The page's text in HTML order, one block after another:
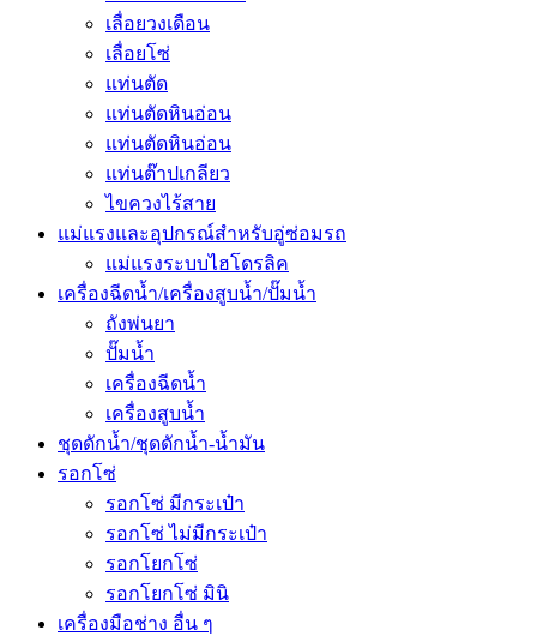
เลื่อยวงเดือน
เลื่อยโซ่
แท่นตัด
แท่นตัดหินอ่อน
แท่นตัดหินอ่อน
แท่นต๊าปเกลียว
ไขควงไร้สาย
แม่แรงและอุปกรณ์สำหรับอู่ซ่อมรถ
แม่แรงระบบไฮโดรลิค
เครื่องฉีดน้ำ/เครื่องสูบน้ำ/ปั๊มน้ำ
ถังพ่นยา
ปั๊มน้ำ
เครื่องฉีดน้ำ
เครื่องสูบน้ำ
ชุดดักน้ำ/ชุดดักน้ำ-น้ำมัน
รอกโซ่
รอกโซ่ มีกระเป๋า
รอกโซ่ ไม่มีกระเป๋า
รอกโยกโซ่
รอกโยกโซ่ มินิ
เครื่องมือช่าง อื่น ๆ